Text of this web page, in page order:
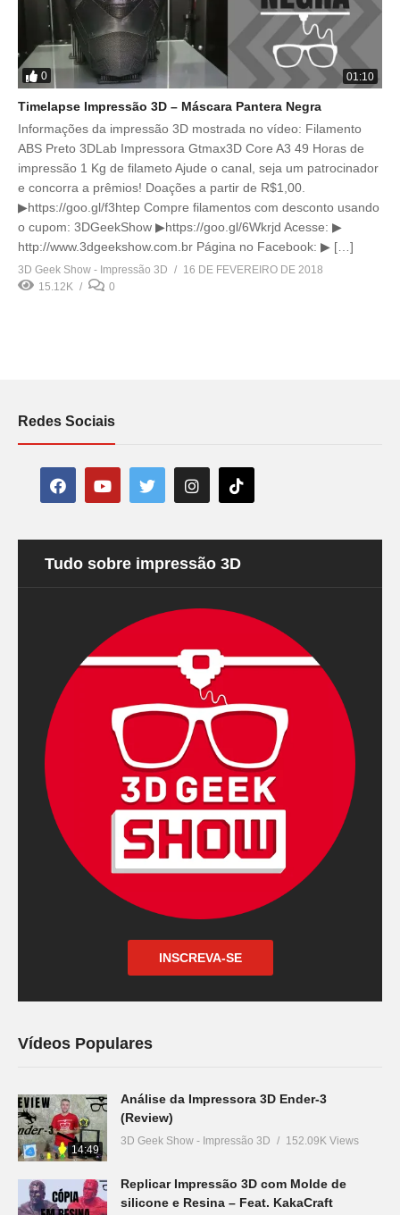
0 01:10
Timelapse Impressão 3D – Máscara Pantera Negra
Informações da impressão 3D mostrada no vídeo: Filamento
ABS Preto 3DLab Impressora Gtmax3D Core A3 49 Horas de
impressão 1 Kg de filameto Ajude o canal, seja um patrocinador
e concorra a prêmios! Doações a partir de R$1,00.
▶https://goo.gl/f3htep Compre filamentos com desconto usando
o cupom: 3DGeekShow ▶https://goo.gl/6Wkrjd Acesse: ▶
http://www.3dgeekshow.com.br Página no Facebook: ▶ […]
3D Geek Show - Impressão 3D
16 DE FEVEREIRO DE 2018
15.12K
0
Redes Sociais
Tudo sobre impressão 3D
INSCREVA-SE
Vídeos Populares
14:49
Análise da Impressora 3D Ender-3
(Review)
3D Geek Show - Impressão 3D 152.09K Views
Replicar Impressão 3D com Molde de
silicone e Resina – Feat. KakaCraft